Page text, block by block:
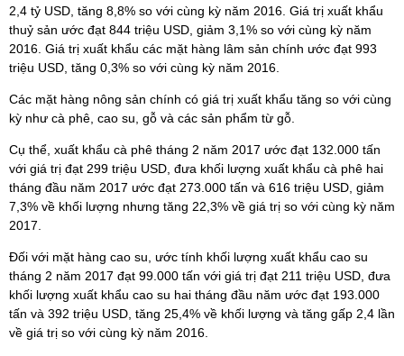
2,4 tỷ USD, tăng 8,8% so với cùng kỳ năm 2016. Giá trị xuất khẩu
thuỷ sản ước đạt 844 triệu USD, giảm 3,1% so với cùng kỳ năm
2016. Giá trị xuất khẩu các mặt hàng lâm sản chính ước đạt 993
triệu USD, tăng 0,3% so với cùng kỳ năm 2016.
Các mặt hàng nông sản chính có giá trị xuất khẩu tăng so với cùng
kỳ như cà phê, cao su, gỗ và các sản phẩm từ gỗ.
Cụ thể, xuất khẩu cà phê tháng 2 năm 2017 ước đạt 132.000 tấn
với giá trị đạt 299 triệu USD, đưa khối lượng xuất khẩu cà phê hai
tháng đầu năm 2017 ước đạt 273.000 tấn và 616 triệu USD, giảm
7,3% về khối lượng nhưng tăng 22,3% về giá trị so với cùng kỳ năm
2017.
Đối với mặt hàng cao su, ước tính khối lượng xuất khẩu cao su
tháng 2 năm 2017 đạt 99.000 tấn với giá trị đạt 211 triệu USD, đưa
khối lượng xuất khẩu cao su hai tháng đầu năm ước đạt 193.000
tấn và 392 triệu USD, tăng 25,4% về khối lượng và tăng gấp 2,4 lần
về giá trị so với cùng kỳ năm 2016.